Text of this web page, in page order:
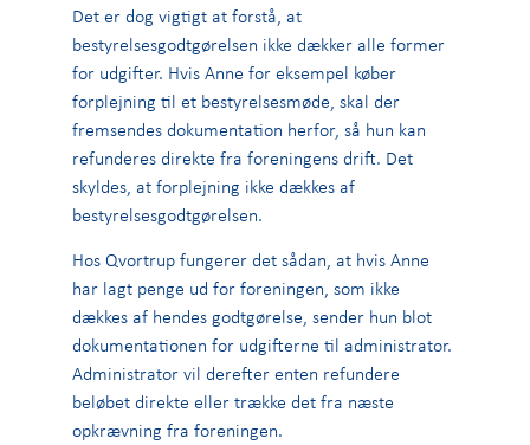
Det er dog vigtigt at forstå, at
bestyrelsesgodtgørelsen ikke dækker alle former
for udgifter. Hvis Anne for eksempel køber
forplejning til et bestyrelsesmøde, skal der
fremsendes dokumentation herfor, så hun kan
refunderes direkte fra foreningens drift. Det
skyldes, at forplejning ikke dækkes af
bestyrelsesgodtgørelsen.
Hos Qvortrup fungerer det sådan, at hvis Anne
har lagt penge ud for foreningen, som ikke
dækkes af hendes godtgørelse, sender hun blot
dokumentationen for udgifterne til administrator.
Administrator vil derefter enten refundere
beløbet direkte eller trække det fra næste
opkrævning fra foreningen.